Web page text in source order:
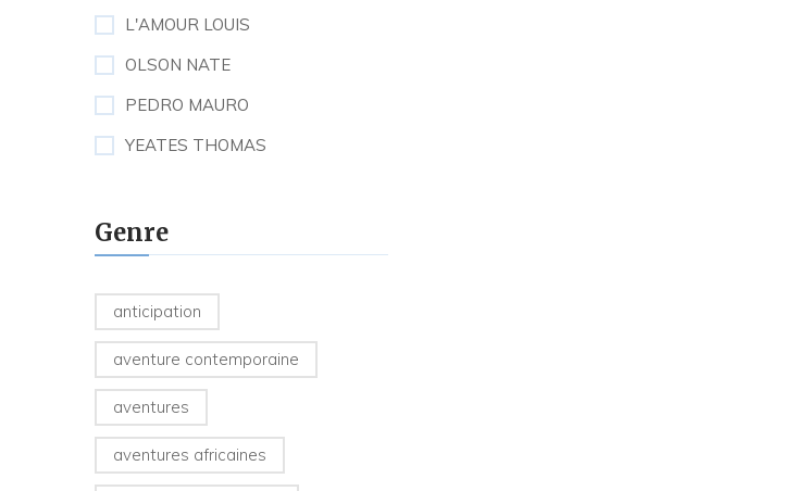
L'AMOUR LOUIS
OLSON NATE
PEDRO MAURO
YEATES THOMAS
Genre
anticipation
aventure contemporaine
aventures
aventures africaines